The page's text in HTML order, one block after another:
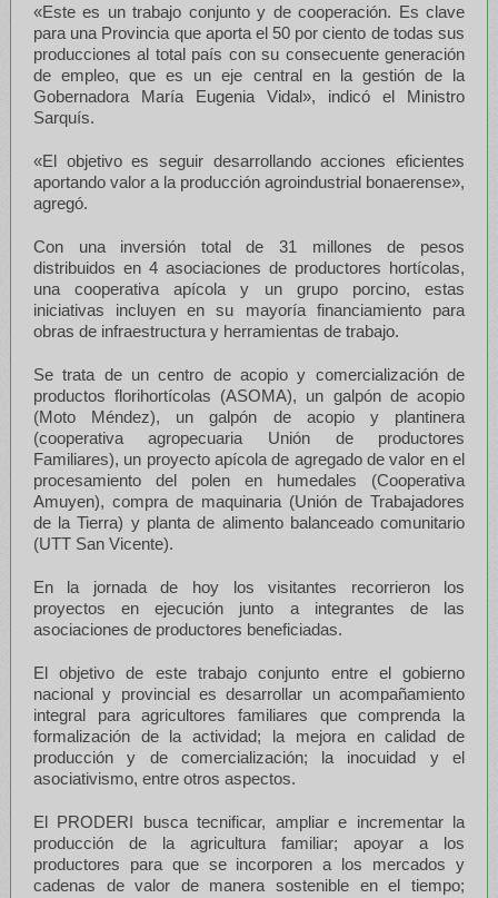
«Este es un trabajo conjunto y de cooperación. Es clave
para una Provincia que aporta el 50 por ciento de todas sus
producciones al total país con su consecuente generación
de empleo, que es un eje central en la gestión de la
Gobernadora María Eugenia Vidal», indicó el Ministro
Sarquís.
«El objetivo es seguir desarrollando acciones eficientes
aportando valor a la producción agroindustrial bonaerense»,
agregó.
Con una inversión total de 31 millones de pesos
distribuidos en 4 asociaciones de productores hortícolas,
una cooperativa apícola y un grupo porcino, estas
iniciativas incluyen en su mayoría financiamiento para
obras de infraestructura y herramientas de trabajo.
Se trata de un centro de acopio y comercialización de
productos florihortícolas (ASOMA), un galpón de acopio
(Moto Méndez), un galpón de acopio y plantinera
(cooperativa agropecuaria Unión de productores
Familiares), un proyecto apícola de agregado de valor en el
procesamiento del polen en humedales (Cooperativa
Amuyen), compra de maquinaria (Unión de Trabajadores
de la Tierra) y planta de alimento balanceado comunitario
(UTT San Vicente).
En la jornada de hoy los visitantes recorrieron los
proyectos en ejecución junto a integrantes de las
asociaciones de productores beneficiadas.
El objetivo de este trabajo conjunto entre el gobierno
nacional y provincial es desarrollar un acompañamiento
integral para agricultores familiares que comprenda la
formalización de la actividad; la mejora en calidad de
producción y de comercialización; la inocuidad y el
asociativismo, entre otros aspectos.
El PRODERI busca tecnificar, ampliar e incrementar la
producción de la agricultura familiar; apoyar a los
productores para que se incorporen a los mercados y
cadenas de valor de manera sostenible en el tiempo;